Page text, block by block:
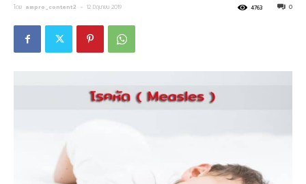
โดย ampro_content2 - 12 มิถุนายน 2019 0
4763